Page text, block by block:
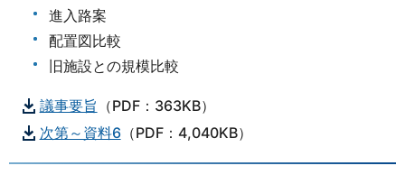
進入路案
配置図比較
旧施設との規模比較
議事要旨 （PDF：363KB）
次第～資料6（PDF：4,040KB）